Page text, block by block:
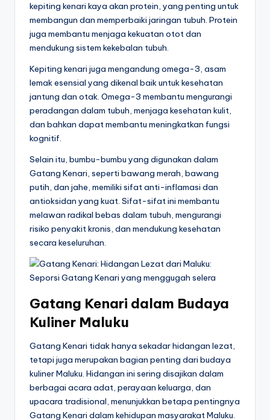
kepiting kenari kaya akan protein, yang penting untuk
membangun dan memperbaiki jaringan tubuh. Protein
juga membantu menjaga kekuatan otot dan
mendukung sistem kekebalan tubuh.
Kepiting kenari juga mengandung omega-3, asam
lemak esensial yang dikenal baik untuk kesehatan
jantung dan otak. Omega-3 membantu mengurangi
peradangan dalam tubuh, menjaga kesehatan kulit,
dan bahkan dapat membantu meningkatkan fungsi
kognitif.
Selain itu, bumbu-bumbu yang digunakan dalam
Gatang Kenari, seperti bawang merah, bawang
putih, dan jahe, memiliki sifat anti-inflamasi dan
antioksidan yang kuat. Sifat-sifat ini membantu
melawan radikal bebas dalam tubuh, mengurangi
risiko penyakit kronis, dan mendukung kesehatan
secara keseluruhan.
Gatang Kenari dalam Budaya
Kuliner Maluku
Gatang Kenari tidak hanya sekadar hidangan lezat,
tetapi juga merupakan bagian penting dari budaya
kuliner Maluku. Hidangan ini sering disajikan dalam
berbagai acara adat, perayaan keluarga, dan
upacara tradisional, menunjukkan betapa pentingnya
Gatang Kenari dalam kehidupan masyarakat Maluku.